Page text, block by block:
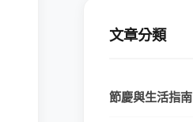
文章分類
節慶與生活指南